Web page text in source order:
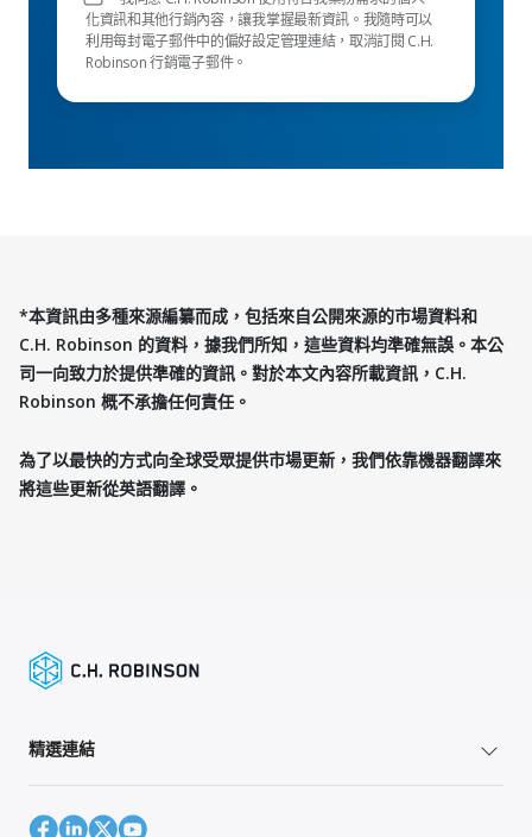
化資訊和其他行銷內容，讓我掌握最新資訊。我隨時可以
利用每封電子郵件中的偏好設定管理連結，取消訂閱 C.H.
Robinson 行銷電子郵件。
*本資訊由多種來源編纂而成，包括來自公開來源的市場資料和
C.H. Robinson 的資料，據我們所知，這些資料均準確無誤。本公
司一向致力於提供準確的資訊。對於本文內容所載資訊，C.H.
Robinson 概不承擔任何責任。
為了以最快的方式向全球受眾提供市場更新，我們依靠機器翻譯來
將這些更新從英語翻譯。
精選連結